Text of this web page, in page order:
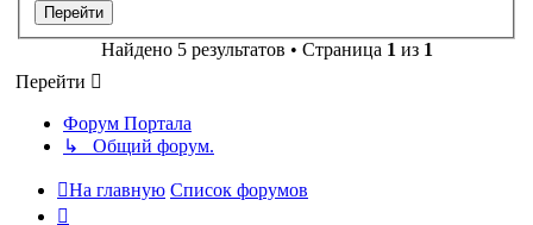
Найдено 5 результатов • Страница 1 из 1
Перейти
Форум Портала
↳ Общий форум.
На главную Список форумов